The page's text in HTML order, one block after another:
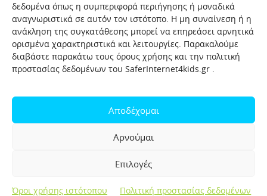
δεδομένα όπως η συμπεριφορά περιήγησης ή μοναδικά
αναγνωριστικά σε αυτόν τον ιστότοπο. Η μη συναίνεση ή η
ανάκληση της συγκατάθεσης μπορεί να επηρεάσει αρνητικά
ορισμένα χαρακτηριστικά και λειτουργίες. Παρακαλούμε
διαβάστε παρακάτω τους όρους χρήσης και την πολιτική
προστασίας δεδομένων του SaferInternet4kids.gr .
Αποδέχομαι
Αρνούμαι
Επιλογές
Όροι χρήσης ιστότοπου Πολιτική προστασίας δεδομένων
Πολιτική προστασίας δεδομένων
Πολιτική Προστασίας Παιδιών και Εφήβων
Όροι χρήσης
Help-Line
Σελίδα αναφορών για παιδιά